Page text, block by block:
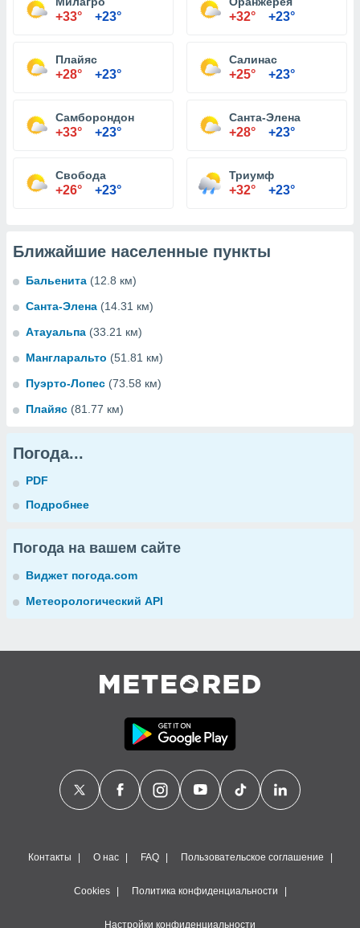
+33° +23° +32° +23°
Плайяс
+28° +23°
Салинас
+25° +23°
Самборондон
+33° +23°
Санта-Элена
+28° +23°
Свобода
+26° +23°
Триумф
+32° +23°
Ближайшие населенные пункты
Бальенита (12.8 км)
Санта-Элена (14.31 км)
Атауальпа (33.21 км)
Мангларальто (51.81 км)
Пуэрто-Лопес (73.58 км)
Плайяс (81.77 км)
Погода...
PDF
Подробнее
Погода на вашем сайте
Виджет погода.com
Метеорологический API
Контакты О нас FAQ Пользовательское соглашение
Cookies Политика конфиденциальности
Настройки конфиденциальности